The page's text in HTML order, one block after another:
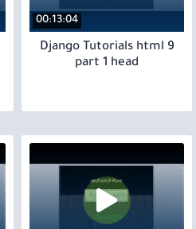
00:13:04
9 Django Tutorials html
part 1 head